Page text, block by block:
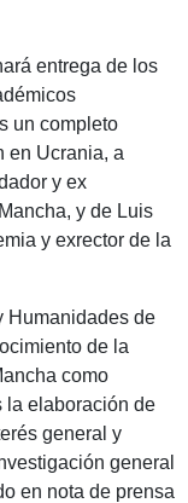
entrega de los
un completo
en Ucrania, a
y ex
y de Luis
y exrector de la
Humanidades de
de la
como
la elaboración de
general y
general
en nota de prensa